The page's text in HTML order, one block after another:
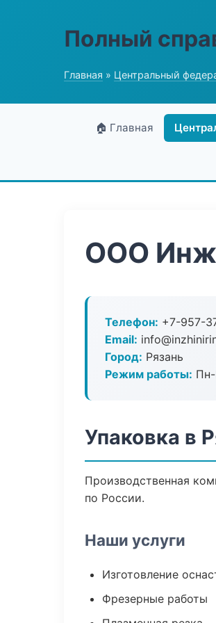
Полный
Главная » Центральный
🏠 Главная
ООО
Телефон: +7-957-
Email:
Город: Рязань
Режим работы:
Упаковка в
Производственная
по России.
Наши услуги
Изготовление
Фрезерные работы